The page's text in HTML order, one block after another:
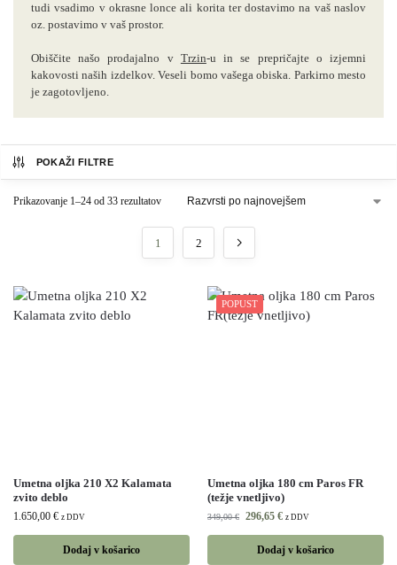
tudi vsadimo v okrasne lonce ali korita ter dostavimo na vaš naslov
oz. postavimo v vaš prostor.
Obiščite našo prodajalno v Trzin-u in se prepričajte o izjemni
kakovosti naših izdelkov. Veseli bomo vašega obiska. Parkirno mesto
je zagotovljeno.
POKAŽI FILTRE
Prikazovanje 1–24 od 33 rezultatov
1 2
Umetna oljka 210 X2 Kalamata
zvito deblo
1.650,00 € z DDV
Dodaj v košarico
POPUST
Umetna oljka 180 cm Paros FR
(težje vnetljivo)
349,00€ 296,65 € z DDV
Dodaj v košarico